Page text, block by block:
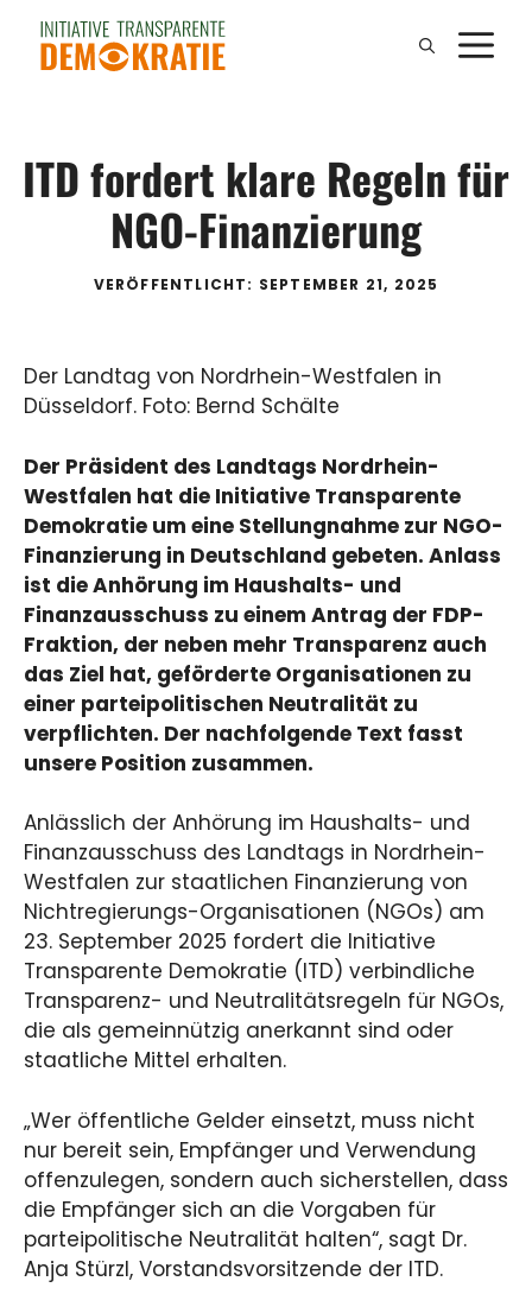
Inhalt
springen
ITD fordert klare Regeln für
NGO-Finanzierung
VERÖFFENTLICHT: SEPTEMBER 21, 2025
Der Landtag von Nordrhein-Westfalen in
Düsseldorf. Foto: Bernd Schälte
Der Präsident des Landtags Nordrhein-
Westfalen hat die Initiative Transparente
Demokratie um eine Stellungnahme zur NGO-
Finanzierung in Deutschland gebeten. Anlass
ist die Anhörung im Haushalts- und
Finanzausschuss zu einem Antrag der FDP-
Fraktion, der neben mehr Transparenz auch
das Ziel hat, geförderte Organisationen zu
einer parteipolitischen Neutralität zu
verpflichten. Der nachfolgende Text fasst
unsere Position zusammen.
Anlässlich der Anhörung im Haushalts- und
Finanzausschuss des Landtags in Nordrhein-
Westfalen zur staatlichen Finanzierung von
Nichtregierungs-Organisationen (NGOs) am
23. September 2025 fordert die Initiative
Transparente Demokratie (ITD) verbindliche
Transparenz- und Neutralitätsregeln für NGOs,
die als gemeinnützig anerkannt sind oder
staatliche Mittel erhalten.
„Wer öffentliche Gelder einsetzt, muss nicht
nur bereit sein, Empfänger und Verwendung
offenzulegen, sondern auch sicherstellen, dass
die Empfänger sich an die Vorgaben für
parteipolitische Neutralität halten“, sagt Dr.
Anja Stürzl, Vorstandsvorsitzende der ITD.